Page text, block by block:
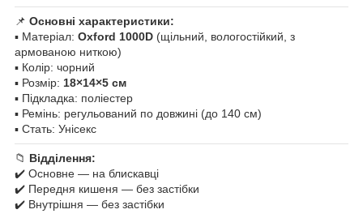
📌 Основні характеристики:
▪️ Матеріал: Oxford 1000D (щільний, вологостійкий, з
армованою ниткою)
▪️ Колір: чорний
▪️ Розмір: 18×14×5 см
▪️ Підкладка: поліестер
▪️ Ремінь: регульований по довжині (до 140 см)
▪️ Стать: Унісекс
📁 Відділення:
✔️ Основне — на блискавці
✔️ Передня кишеня — без застібки
✔️ Внутрішня — без застібки